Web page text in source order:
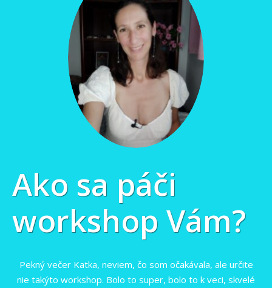
Ako sa páči
workshop Vám?
Pekný večer Katka, neviem, čo som očakávala, ale určite
nie takýto workshop. Bolo to super, bolo to k veci, skvelé